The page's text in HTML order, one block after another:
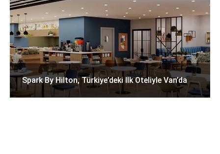
Spark By Hilton, Türkiye’deki Ilk Oteliyle Van’da